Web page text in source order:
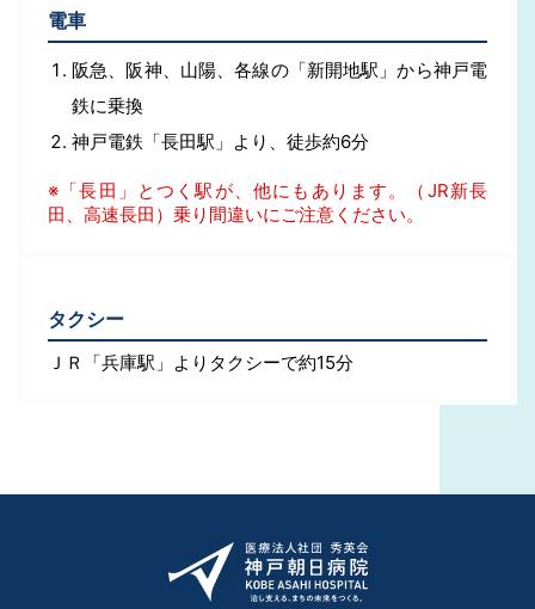
電車
阪急、阪神、山陽、各線の「新開地駅」から神戸電
鉄に乗換
神戸電鉄「長田駅」より、徒歩約6分
※「長田」とつく駅が、他にもあります。（JR新長
田、高速長田）乗り間違いにご注意ください。
タクシー
ＪＲ「兵庫駅」よりタクシーで約15分